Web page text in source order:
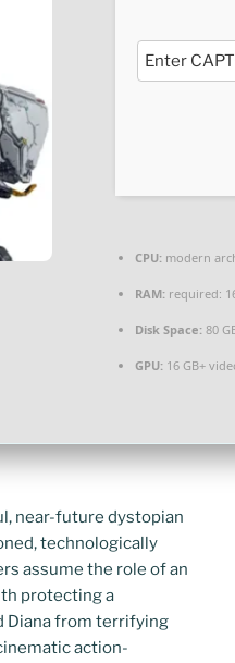
CPU: modern
RAM: required:
Disk Space: 80
GPU: 16 GB+
near-future dystopian
technologically
assume the role of an
protecting a
Diana from terrifying
action-